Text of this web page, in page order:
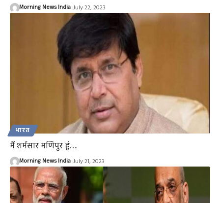
Morning News India July 22, 2023
भारत
मैं शर्मसार मणिपुर हूं….
Morning News India July 21, 2023